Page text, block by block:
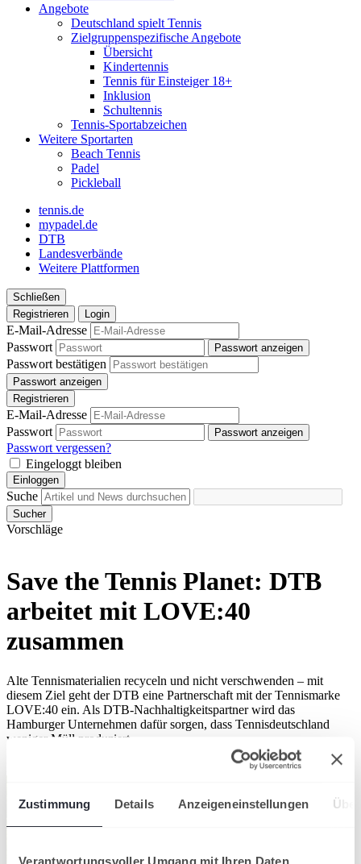
Zustimmung Details Anzeigeneinstellungen
Verantwortungsvoller Umgang mit Ihren Daten
Angebote
Deutschland spielt Tennis
Zielgruppenspezifische Angebote
Übersicht
Kindertennis
Tennis für Einsteiger 18+
Inklusion
Schultennis
Tennis-Sportabzeichen
Weitere Sportarten
Beach Tennis
Padel
Pickleball
tennis.de
mypadel.de
DTB
Landesverbände
Weitere Plattformen
Schließen
Registrieren
Login
E-Mail-Adresse
Passwort
Passwort anzeigen
Passwort bestätigen
Passwort anzeigen
Registrieren
E-Mail-Adresse
Passwort
Passwort anzeigen
Passwort vergessen?
Eingeloggt bleiben
Einloggen
Suche
Sucher
Vorschläge
Save the Tennis Planet: DTB
arbeitet mit LOVE:40
zusammen
Alte Tennismaterialien recyceln und nicht verschwenden – mit
diesem Ziel geht der DTB eine Partnerschaft mit der Tennismarke
LOVE:40 ein. Als DTB-Nachhaltigkeitspartner wird das
Hamburger Unternehmen dafür sorgen, dass Tennisdeutschland
weniger Müll produziert.